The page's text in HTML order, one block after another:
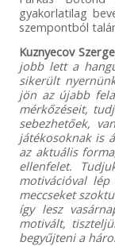
gyakorlatilag
szempontból
Kuznyecov
jobb lett a
sikerült
jön az újabb
mérkőzéseit,
sebezhetőek,
játékosoknak is
az aktuális
ellenfelet.
motivációval
meccseket
így lesz
motivált,
begyűjteni a